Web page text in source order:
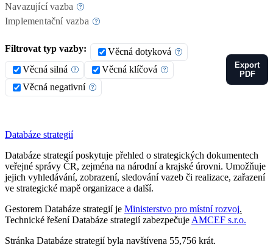
Navazující vazba
Implementační vazba
Filtrovat typ vazby:
Věcná dotyková
Věcná silná
Věcná klíčová
Věcná negativní
Export
PDF
Databáze strategií
Databáze strategií poskytuje přehled o strategických dokumentech
veřejné správy ČR, zejména na národní a krajské úrovni. Umožňuje
jejich vyhledávání, zobrazení, sledování vazeb či realizace, zařazení
ve strategické mapě organizace a další.
Gestorem Databáze strategií je Ministerstvo pro místní rozvoj.
Technické řešení Databáze strategií zabezpečuje AMCEF s.r.o.
Stránka Databáze strategií byla navštívena 55,756 krát.